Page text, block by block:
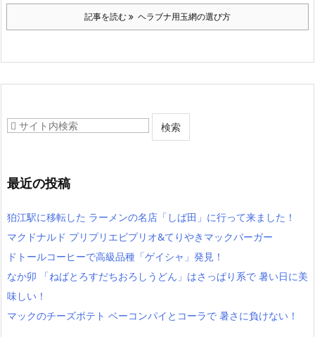
記事を読む ヘラブナ用玉網の選び方
最近の投稿
狛江駅に移転した ラーメンの名店「しば田」に行って来ました！
マクドナルド プリプリエビプリオ&てりやきマックバーガー
ドトールコーヒーで高級品種「ゲイシャ」発見！
なか卯 「ねばとろすだちおろしうどん」はさっぱり系で 暑い日に美
味しい！
マックのチーズポテト ベーコンパイとコーラで 暑さに負けない！